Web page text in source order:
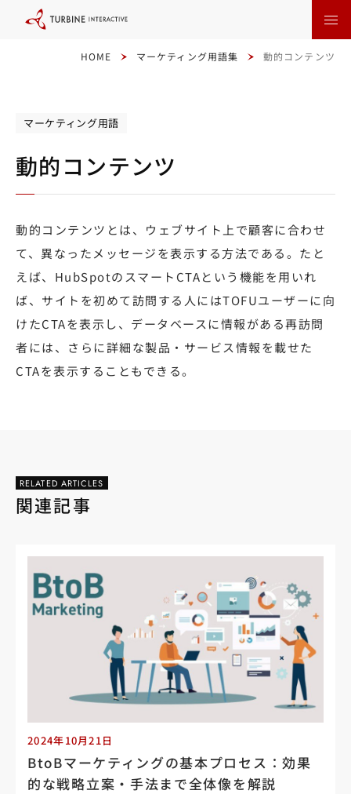
HOME マーケティング用語集 動的コンテンツ
マーケティング用語
動的コンテンツ
動的コンテンツとは、ウェブサイト上で顧客に合わせ
て、異なったメッセージを表示する方法である。たと
えば、HubSpotのスマートCTAという機能を用いれ
ば、サイトを初めて訪問する人にはTOFUユーザーに向
けたCTAを表示し、データベースに情報がある再訪問
者には、さらに詳細な製品・サービス情報を載せた
CTAを表示することもできる。
RELATED ARTICLES
関連記事
2024年10月21日
BtoBマーケティングの基本プロセス：効果
的な戦略立案・手法まで全体像を解説